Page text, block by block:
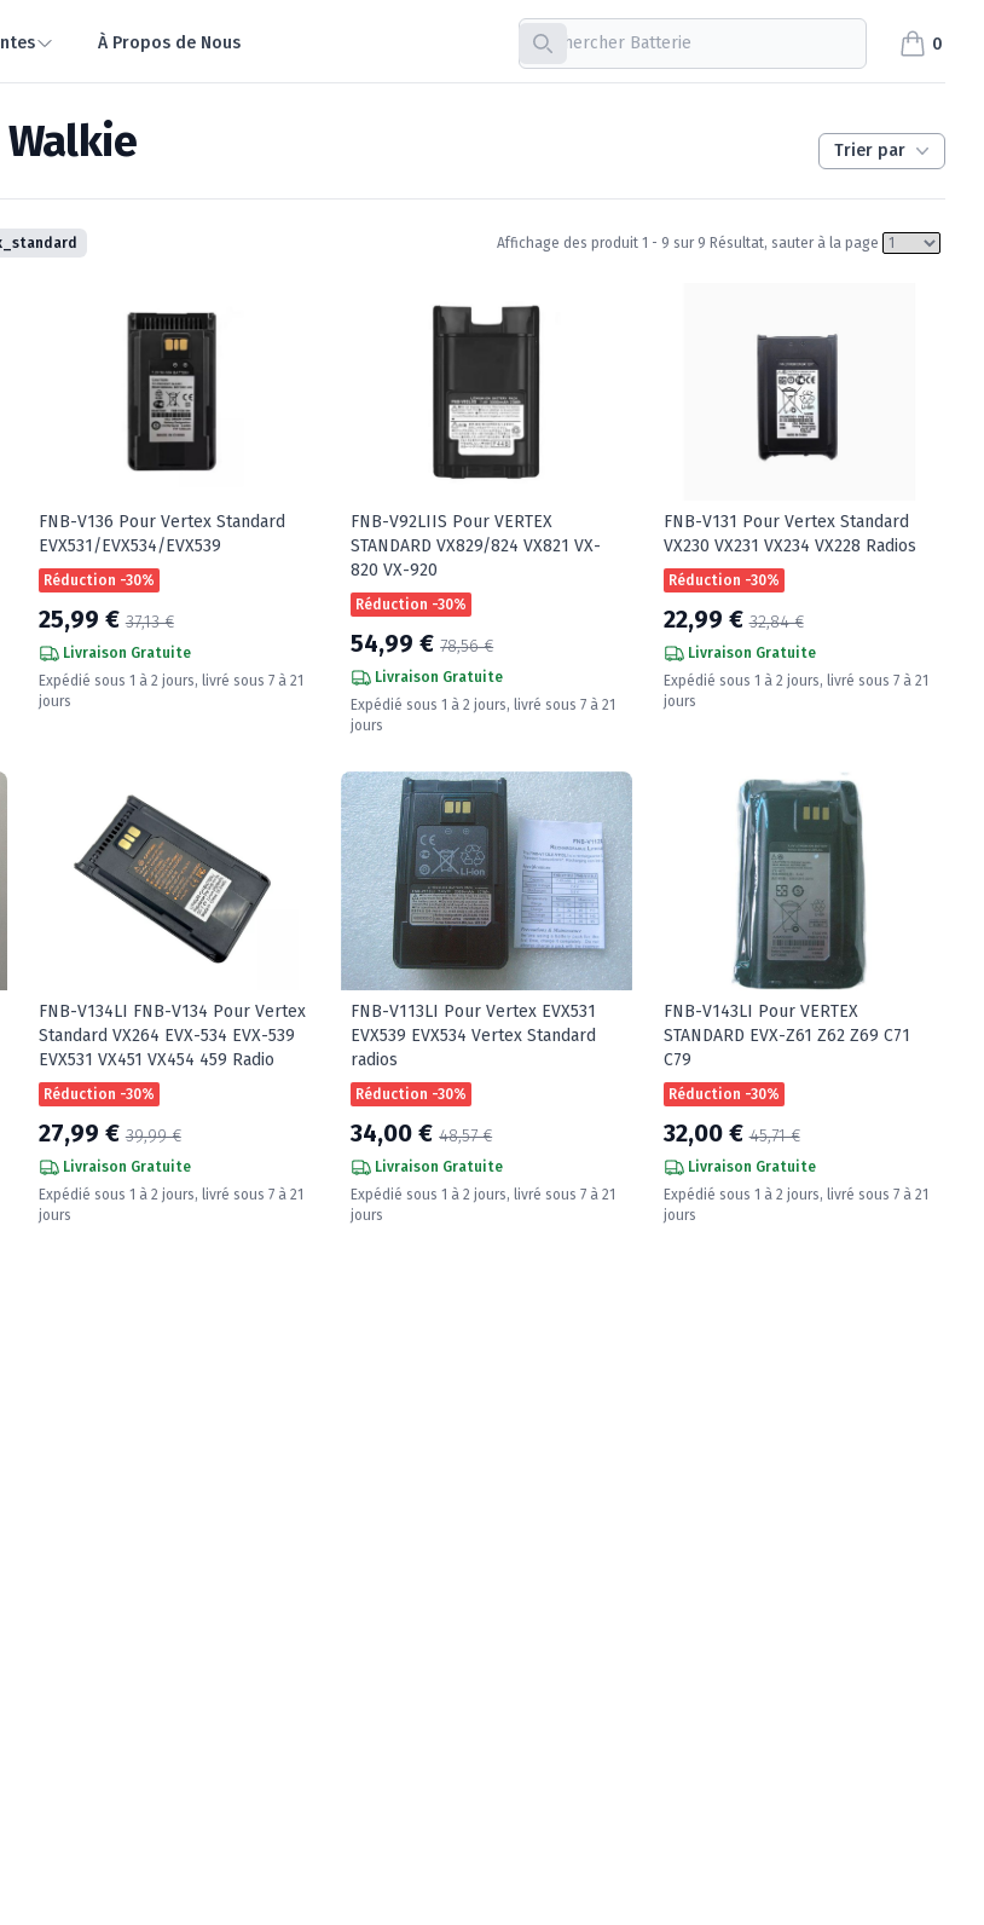
À Propos de Nous
Recherche
0
items in
Trier par
Affichage des produit 1 - 9 sur 9 Résultat, sauter à la page
FNB-V136 Pour Vertex Standard
EVX531/EVX534/EVX539
Réduction -30%
25,99 €37,13 €
Livraison Gratuite
Expédié sous 1 à 2 jours, livré sous 7 à 21
jours
FNB-V92LIIS Pour VERTEX
STANDARD VX829/824 VX821 VX-
820 VX-920
Réduction -30%
54,99 €78,56 €
Livraison Gratuite
Expédié sous 1 à 2 jours, livré sous 7 à 21
jours
FNB-V131 Pour Vertex Standard
VX230 VX231 VX234 VX228 Radios
Réduction -30%
22,99 €32,84 €
Livraison Gratuite
Expédié sous 1 à 2 jours, livré sous 7 à 21
jours
FNB-V134LI FNB-V134 Pour Vertex
Standard VX264 EVX-534 EVX-539
EVX531 VX451 VX454 459 Radio
Réduction -30%
27,99 €39,99 €
Livraison Gratuite
Expédié sous 1 à 2 jours, livré sous 7 à 21
jours
FNB-V113LI Pour Vertex EVX531
EVX539 EVX534 Vertex Standard
radios
Réduction -30%
34,00 €48,57 €
Livraison Gratuite
Expédié sous 1 à 2 jours, livré sous 7 à 21
jours
FNB-V143LI Pour VERTEX
STANDARD EVX-Z61 Z62 Z69 C71
C79
Réduction -30%
32,00 €45,71 €
Livraison Gratuite
Expédié sous 1 à 2 jours, livré sous 7 à 21
jours